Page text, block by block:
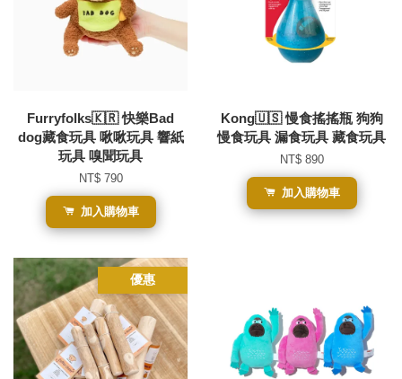
Furryfolks🇰🇷 快樂Bad
dog藏食玩具 啾啾玩具 響紙
玩具 嗅聞玩具
NT$ 790
加入購物車
Kong🇺🇸 慢食搖搖瓶 狗狗
慢食玩具 漏食玩具 藏食玩具
NT$ 890
加入購物車
優惠